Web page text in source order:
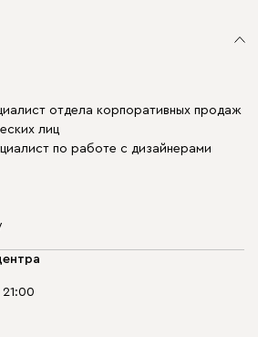
отдела корпоративных продаж
лиц
по работе с дизайнерами